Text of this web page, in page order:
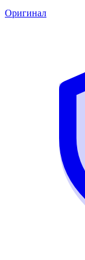
Оригинал